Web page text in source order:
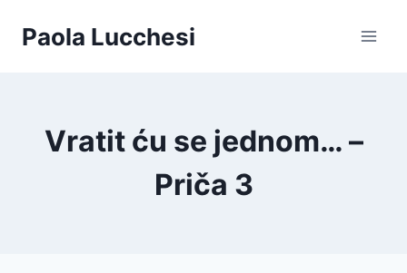
Paola Lucchesi
Vratit ću se jednom… –
Priča 3